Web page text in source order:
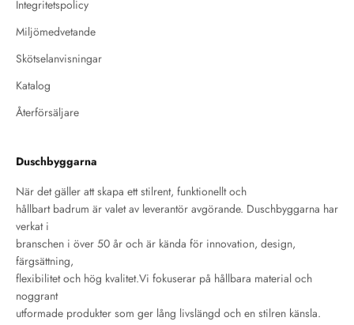
Integritetspolicy
Miljömedvetande
Skötselanvisningar
Katalog
Återförsäljare
Duschbyggarna
När det gäller att skapa ett stilrent, funktionellt och
hållbart badrum är valet av leverantör avgörande. Duschbyggarna har
verkat i
branschen i över 50 år och är kända för innovation, design,
färgsättning,
flexibilitet och hög kvalitet.Vi fokuserar på hållbara material och
noggrant
utformade produkter som ger lång livslängd och en stilren känsla.